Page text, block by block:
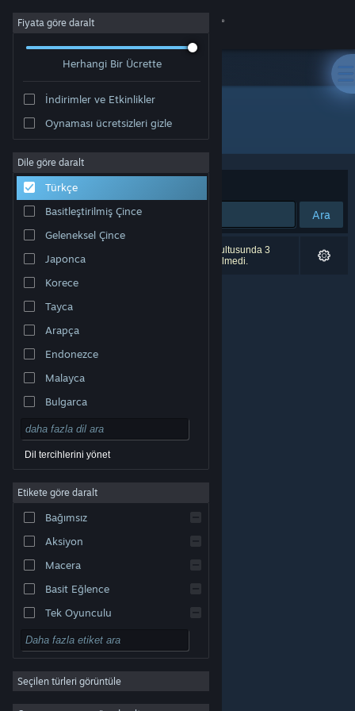
Giriş yap
Hakkında
Destek
Dili değiştir
Steam mobil uygulamasını yükle
Masaüstü internet sitesini görüntüle
© Valve Corporation. Tüm hakları saklıdır. Tüm ticari
markalar, ABD ve diğer ülkelerde ilgili sahiplerinin
mülkiyetindedir.Gizlilik Politikası|Yasal Bilgi|
Erişilebilirlik|Steam Abonelik Sözleşmesi
Çerezler
Fiyata göre daralt
Herhangi Bir Ücrette
İndirimler ve Etkinlikler
Oynaması ücretsizleri gizle
Dile göre daralt
Türkçe
Basitleştirilmiş Çince
Geleneksel Çince
Japonca
Korece
Tayca
Arapça
Endonezce
Malayca
Bulgarca
Çekçe
Danca
Almanca
İngilizce
Kastilya İspanyolcası
Latin Amerika İspanyolcası
Dil tercihlerini yönet
Etikete göre daralt
Bağımsız
Aksiyon
Macera
Basit Eğlence
Tek Oyunculu
Simülasyon
RYO
Strateji
2D
Seçilen türleri görüntüle
"Winnie's Hole"
Sırala Uygunluk
Ara
0 sonuç aramanızla eşleşiyor. Tercihleriniz doğrultusunda 3
ürün (
Winnie's Hole dâhil olmak üzere) dâhil edilmedi.